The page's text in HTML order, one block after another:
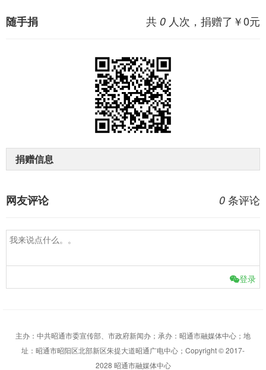
共 0 人次，捐赠了￥0元
随手捐
捐赠信息
0 条评论
网友评论
登录
主办：中共昭通市委宣传部、市政府新闻办；承办：昭通市融媒体中心；地
址：昭通市昭阳区北部新区朱提大道昭通广电中心；Copyright © 2017-
2028 昭通市融媒体中心